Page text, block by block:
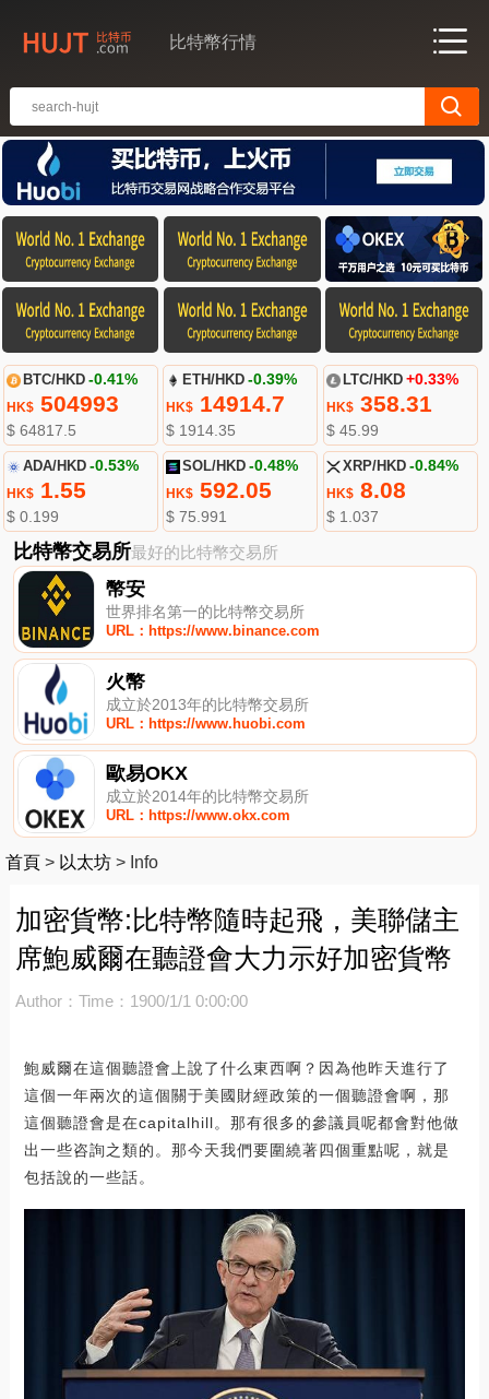
比特幣行情
BTC/HKD -0.41%
HK$504993
$ 64817.5
ETH/HKD -0.39%
HK$ 14914.7
$ 1914.35
LTC/HKD +0.33%
HK$358.31
$ 45.99
ADA/HKD -0.53%
HK$1.55
$ 0.199
SOL/HKD -0.48%
HK$ 592.05
$ 75.991
XRP/HKD -0.84%
HK$8.08
$ 1.037
比特幣交易所最好的比特幣交易所
幣安
世界排名第一的比特幣交易所
URL：https://www.binance.com
火幣
成立於2013年的比特幣交易所
URL：https://www.huobi.com
歐易OKX
成立於2014年的比特幣交易所
URL：https://www.okx.com
首頁 > 以太坊 > Info
加密貨幣:比特幣隨時起飛，美聯儲主
席鮑威爾在聽證會大力示好加密貨幣
Author： Time：1900/1/1 0:00:00
鮑威爾在這個聽證會上說了什么東西啊？因為他昨天進行了
這個一年兩次的這個關于美國財經政策的一個聽證會啊，那
這個聽證會是在capitalhill。那有很多的參議員呢都會對他做
出一些咨詢之類的。那今天我們要圍繞著四個重點呢，就是
包括說的一些話。